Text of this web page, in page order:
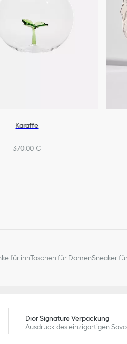
Karaffe
370,00 €
für ihnTaschen für DamenSneaker
Dior Signature Verpackung
Ausdruck des einzigartigen